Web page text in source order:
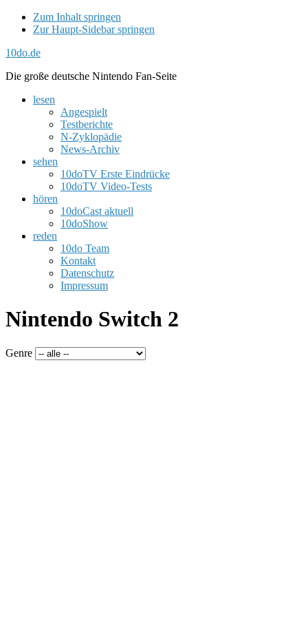
Zum Inhalt springen
Zur Haupt-Sidebar springen
10do.de
Die große deutsche Nintendo Fan-Seite
lesen
Angespielt
Testberichte
N-Zyklopädie
News-Archiv
sehen
10doTV Erste Eindrücke
10doTV Video-Tests
hören
10doCast aktuell
10doShow
reden
10do Team
Kontakt
Datenschutz
Impressum
Nintendo Switch 2
Genre